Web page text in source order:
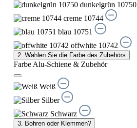
dunkelgrün 10750
creme 10744
blau 10751
offwhite 10742
2. Wählen Sie die Farbe des Zubehörs
Farbe Alu-Schiene & Zubehör
Weiß
Silber
Schwarz
3. Bohren oder Klemmen?